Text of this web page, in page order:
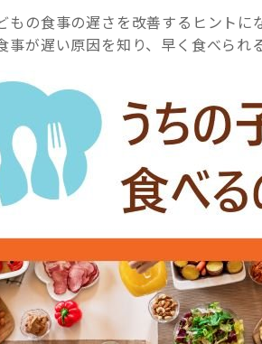
もの食事の遅さを改善するヒントに
事が遅い原因を知り、早く食べられ